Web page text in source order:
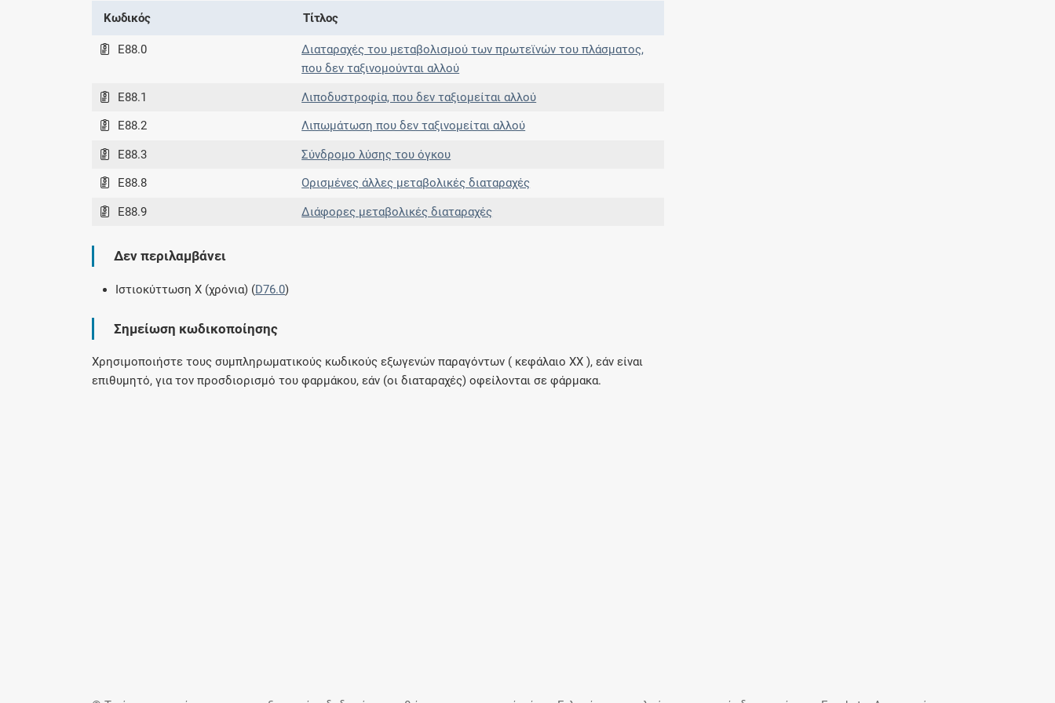
σήμερα
Κωδικός Τίτλος
E88.0
Διαταραχές του μεταβολισμού των πρωτεϊνών του πλάσματος,
που δεν ταξινομούνται αλλού
E88.1 Λιποδυστροφία, που δεν ταξιομείται αλλού
E88.2 Λιπωμάτωση που δεν ταξινομείται αλλού
E88.3 Σύνδροµο λύσης του όγκου
E88.8 Ορισμένες άλλες μεταβολικές διαταραχές
E88.9 Διάφορες μεταβολικές διαταραχές
Δεν περιλαμβάνει
Ιστιοκύττωση Χ (χρόνια) (D76.0)
Σημείωση κωδικοποίησης
Χρησιμοποιήστε τους συμπληρωματικούς κωδικούς εξωγενών παραγόντων ( κεφάλαιο ΧΧ ), εάν είναι
επιθυμητό, για τον προσδιορισμό του φαρμάκου, εάν (οι διαταραχές) οφείλονται σε φάρμακα.